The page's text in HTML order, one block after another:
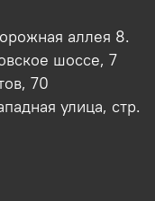
аллея 8.
шоссе, 7
70
улица, стр.